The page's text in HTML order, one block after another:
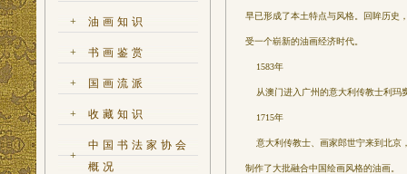
+ 油画知识
+ 书画鉴赏
+ 国画流派
+ 收藏知识
+
中国书法家协会
概况
早已形成了本土特点与风格。回眸历史
受一个崭新的油画经济时代。
1583年
从澳门进入广州的意大利传教士利玛
1715年
意大利传教士、画家郎世宁来到北京
制作了大批融合中国绘画风格的油画。